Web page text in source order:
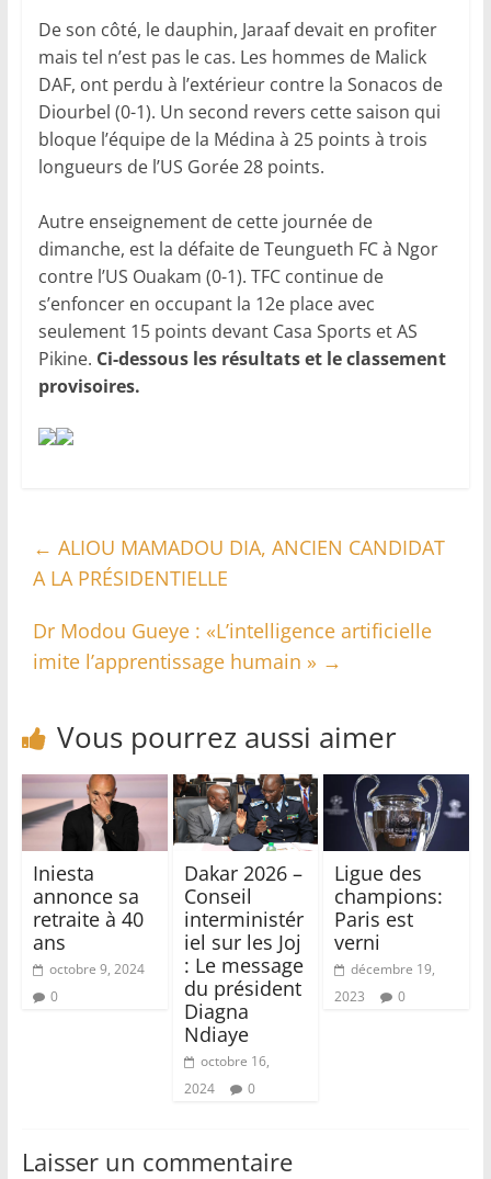
De son côté, le dauphin, Jaraaf devait en profiter
mais tel n’est pas le cas. Les hommes de Malick
DAF, ont perdu à l’extérieur contre la Sonacos de
Diourbel (0-1). Un second revers cette saison qui
bloque l’équipe de la Médina à 25 points à trois
longueurs de l’US Gorée 28 points.
Autre enseignement de cette journée de
dimanche, est la défaite de Teungueth FC à Ngor
contre l’US Ouakam (0-1). TFC continue de
s’enfoncer en occupant la 12e place avec
seulement 15 points devant Casa Sports et AS
Pikine. Ci-dessous les résultats et le classement
provisoires.
← ALIOU MAMADOU DIA, ANCIEN CANDIDAT
A LA PRÉSIDENTIELLE
Dr Modou Gueye : «L’intelligence artificielle
imite l’apprentissage humain » →
Vous pourrez aussi aimer
Iniesta
annonce sa
retraite à 40
ans
octobre 9, 2024
0
Dakar 2026 –
Conseil
interministér
iel sur les Joj
: Le message
du président
Diagna
Ndiaye
octobre 16,
2024
0
Ligue des
champions:
Paris est
verni
décembre 19,
2023
0
Laisser un commentaire